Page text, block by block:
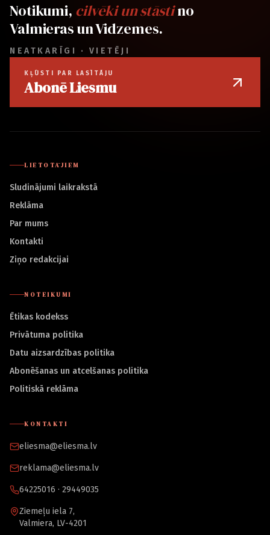
Notikumi, cilvēki un stāstino
Valmieras un Vidzemes.
NEATKARĪGI · VIETĒJI
KĻŪSTI PAR LASĪTĀJU
Abonē Liesmu
LIETOTĀJIEM
Sludinājumi laikrakstā
Reklāma
Par mums
Kontakti
Ziņo redakcijai
NOTEIKUMI
Ētikas kodekss
Privātuma politika
Datu aizsardzības politika
Abonēšanas un atcelšanas politika
Politiskā reklāma
KONTAKTI
eliesma@eliesma.lv
reklama@eliesma.lv
64225016 · 29449035
Ziemeļu iela 7,
Valmiera, LV-4201